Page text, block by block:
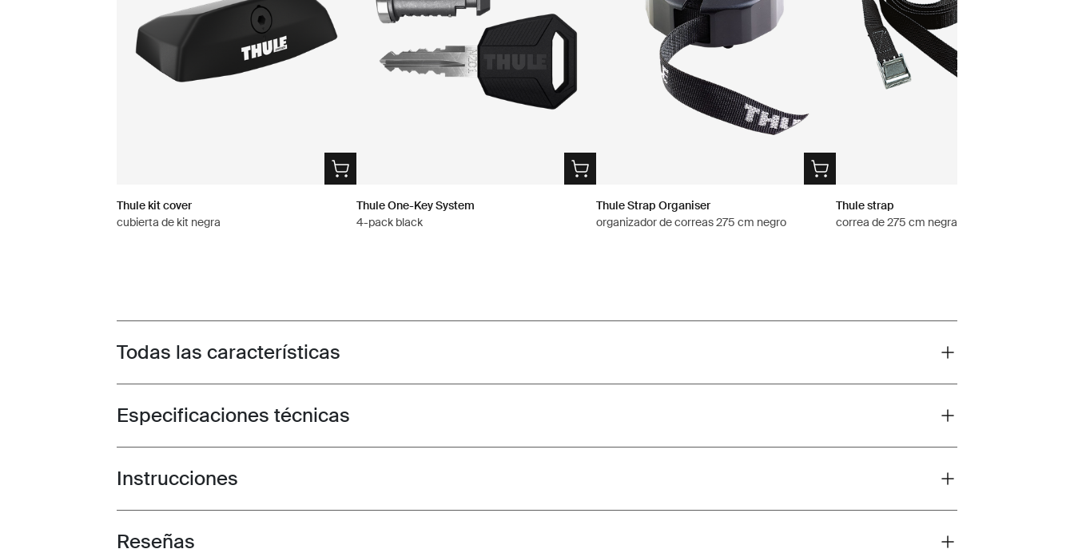
Thule kit cover
cubierta de kit negra
Thule One-Key System
4-pack black
Thule Strap Organiser
organizador de correas 275 cm negro
Thule strap
correa de 275 cm negra
Toggle features
Todas las características
Toggle techspec
Especificaciones técnicas
Toggle guides and instructions
Instrucciones
Reseñas